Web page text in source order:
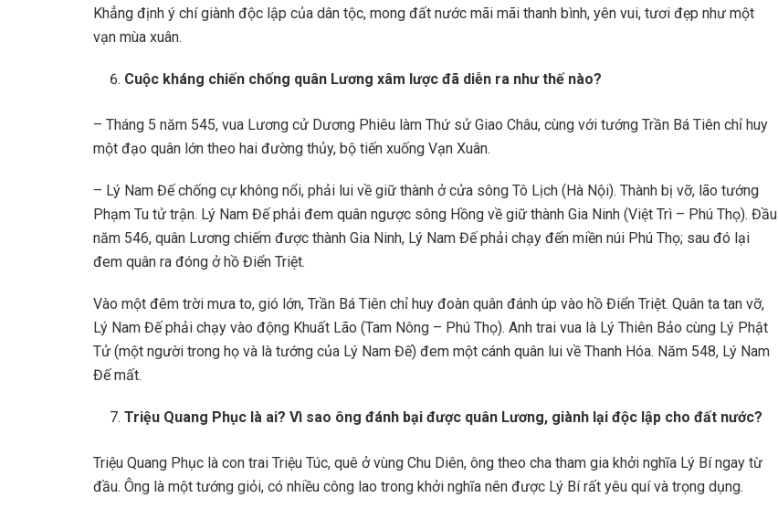
Khẳng định ý chí giành độc lập của dân tộc, mong đất nước mãi mãi thanh bình, yên vui, tươi đẹp như một
vạn mùa xuân.
Cuộc kháng chiến chống quân Lương xâm lược đã diễn ra như thế nào?
– Tháng 5 năm 545, vua Lương cử Dương Phiêu làm Thứ sử Giao Châu, cùng với tướng Trần Bá Tiên chỉ huy
một đạo quân lớn theo hai đường thủy, bộ tiến xuống Vạn Xuân.
– Lý Nam Đế chống cự không nổi, phải lui về giữ thành ở cửa sông Tô Lịch (Hà Nội). Thành bị vỡ, lão tướng
Phạm Tu tử trận. Lý Nam Đế phải đem quân ngược sông Hồng về giữ thành Gia Ninh (Việt Trì – Phú Thọ). Đầu
năm 546, quân Lương chiếm được thành Gia Ninh, Lý Nam Đế phải chạy đến miền núi Phú Thọ; sau đó lại
đem quân ra đóng ở hồ Điển Triệt.
Vào một đêm trời mưa to, gió lớn, Trần Bá Tiên chỉ huy đoàn quân đánh úp vào hồ Điển Triệt. Quân ta tan vỡ,
Lý Nam Đế phải chạy vào động Khuất Lão (Tam Nông – Phú Thọ). Anh trai vua là Lý Thiên Bảo cùng Lý Phật
Tử (một người trong họ và là tướng của Lý Nam Đế) đem một cánh quân lui về Thanh Hóa. Năm 548, Lý Nam
Đế mất.
Triệu Quang Phục là ai? Vì sao ông đánh bại được quân Lương, giành lại độc lập cho đất nước?
Triệu Quang Phục là con trai Triệu Túc, quê ở vùng Chu Diên, ông theo cha tham gia khởi nghĩa Lý Bí ngay từ
đầu. Ông là một tướng giỏi, có nhiều công lao trong khởi nghĩa nên được Lý Bí rất yêu quí và trọng dụng.